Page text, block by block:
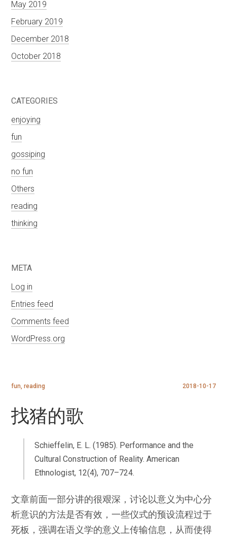
May 2019
February 2019
December 2018
October 2018
CATEGORIES
enjoying
fun
gossiping
no fun
Others
reading
thinking
META
Log in
Entries feed
Comments feed
WordPress.org
2018-10-17
fun, reading
找猪的歌
Schieffelin, E. L. (1985). Performance and the
Cultural Construction of Reality. American
Ethnologist, 12(4), 707–724.
文章前面一部分讲的很艰深，讨论以意义为中心分
析意识的方法是否有效，一些仪式的预设流程过于
死板，强调在语义学的意义上传输信息，从而使得